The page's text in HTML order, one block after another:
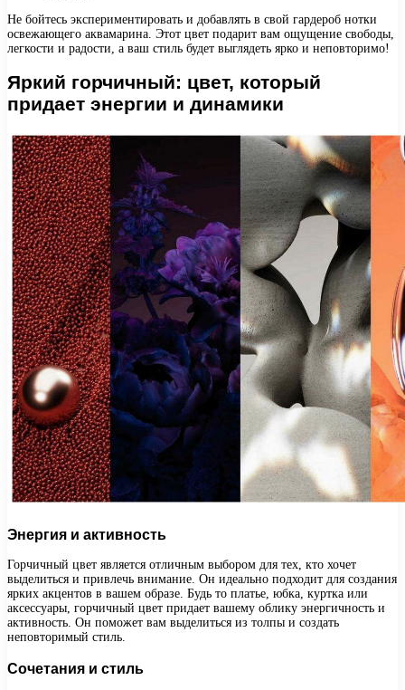
Не бойтесь экспериментировать и добавлять в свой гардероб нотки
освежающего аквамарина. Этот цвет подарит вам ощущение свободы,
легкости и радости, а ваш стиль будет выглядеть ярко и неповторимо!
Яркий горчичный: цвет, который
придает энергии и динамики
Энергия и активность
Горчичный цвет является отличным выбором для тех, кто хочет
выделиться и привлечь внимание. Он идеально подходит для создания
ярких акцентов в вашем образе. Будь то платье, юбка, куртка или
аксессуары, горчичный цвет придает вашему облику энергичность и
активность. Он поможет вам выделиться из толпы и создать
неповторимый стиль.
Сочетания и стиль